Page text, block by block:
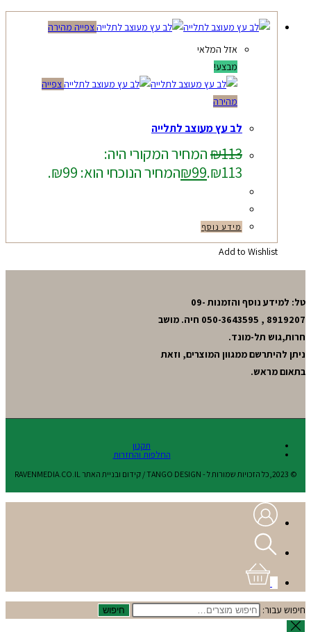
צפייה מהירה
אזל המלאי
מבצע!
צפייה
מהירה
לב עץ מעוצב לתלייה
₪113
המחיר המקורי היה:
₪113.
₪99 המחיר הנוכחי הוא: ₪99.
מידע נוסף
Add to Wishlist
טל: למידע נוסף והזמנות 09-
8919207 , 050-3643595 חיה. מושב
חרות,גוש תל-מונד.
ניתן להיתרשם ממגוון המוצרים, וזאת
בתאום מראש.
תקנון
החלפות והחזרות
© 2023,כל הזכויות שמורות ל - TANGO DESIGN / קידום ובניית האתר RAVENMEDIA.CO.IL
חיפוש עבור: חיפוש